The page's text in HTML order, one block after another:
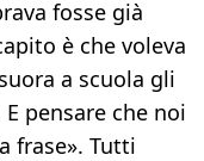
fosse già
è che voleva
a scuola gli
pensare che noi
frase». Tutti